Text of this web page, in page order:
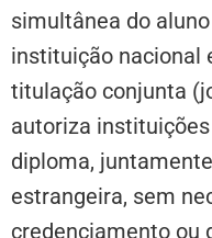
simultânea do
instituição nacional
titulação conjunta
autoriza
diploma,
estrangeira, sem
credenciamento ou